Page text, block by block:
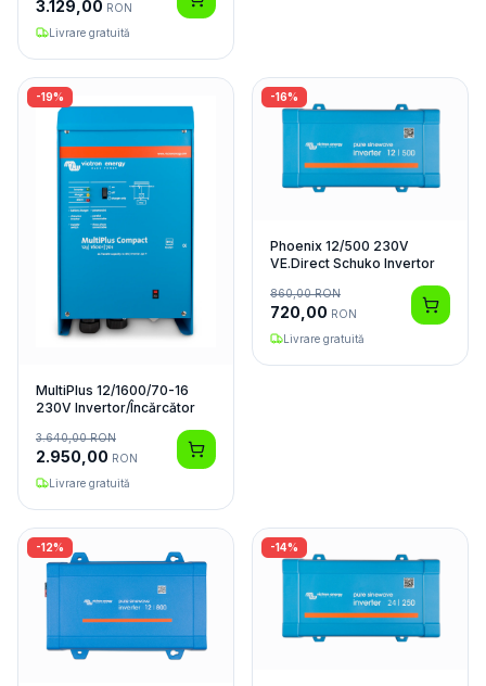
3.129,00 RON
Livrare gratuită
-19%
MultiPlus 12/1600/70-16
230V Invertor/Încărcător
3.640,00RON
2.950,00 RON
Livrare gratuită
-16%
Phoenix 12/500 230V
VE.Direct Schuko Invertor
860,00RON
720,00 RON
Livrare gratuită
-12% -14%